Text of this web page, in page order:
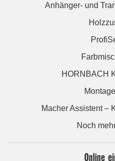
Anhänger- und
HORNBACH
Macher Assistent –
Noch
Online